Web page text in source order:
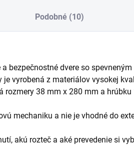
Podobné (10)
bezpečnostné dvere so
je vyrobená z materiálov vysokej
rozmery 38 mm x 280 mm a hrúbku
mechaniku a nie je vhodné do
akú rozteč a aké prevedenie si